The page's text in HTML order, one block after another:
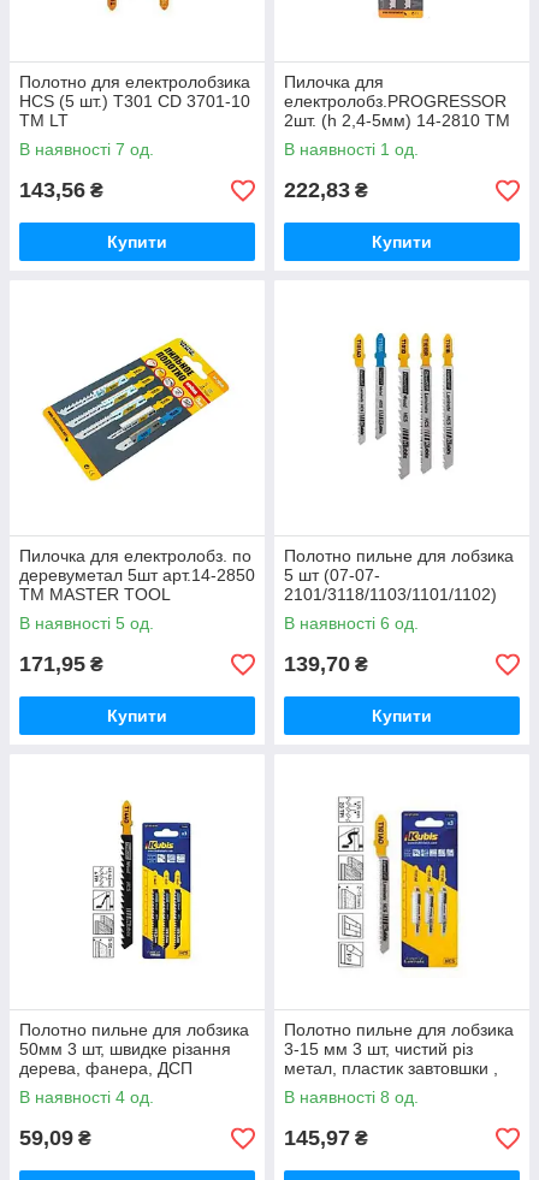
Полотно для електролобзика
HCS (5 шт.) T301 CD 3701-10
ТМ LT
В наявності 7 од.
143,56 ₴
Купити
Пилочка для
електролобз.PROGRESSOR
2шт. (h 2,4-5мм) 14-2810 ТМ
MASTER TOOL
В наявності 1 од.
222,83 ₴
Купити
Пилочка для електролобз. по
деревуметал 5шт арт.14-2850
ТМ MASTER TOOL
В наявності 5 од.
171,95 ₴
Купити
Полотно пильне для лобзика
5 шт (07-07-
2101/3118/1103/1101/1102)
ТМ Kubis
В наявності 6 од.
139,70 ₴
Купити
Полотно пильне для лобзика
50мм 3 шт, швидке різання
дерева, фанера, ДСП
товщиною до , крок зуба 4.0 -
5.2, T144D ТМ Kubis
В наявності 4 од.
59,09 ₴
Полотно пильне для лобзика
3-15 мм 3 шт, чистий різ
метал, пластик завтовшки ,
зуб 3.0, T127D ТМ Kubis
В наявності 8 од.
145,97 ₴